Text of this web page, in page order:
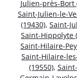
Julien-près-Bort
Saint-Julien-le-
(19430), Saint-
Saint-Hippolyte
Saint-Hilaire-
Saint-Hilaire-
(19550),